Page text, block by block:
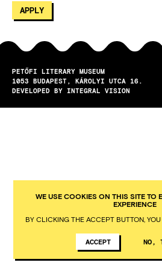
PETŐFI LITERARY MUSEUM
1053
BUDAPEST
KÁROLYI UTCA 16.
DEVELOPED BY INTEGRAL VISION
WE USE COOKIES ON THIS SITE TO
EXPERIENCE
BY CLICKING THE ACCEPT BUTTON,
ACCEPT NO,